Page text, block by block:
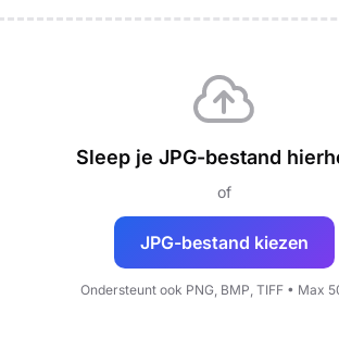
Sleep je JPG-bestand
of
JPG-bestand kiezen
Ondersteunt ook PNG, BMP, TIFF • Max